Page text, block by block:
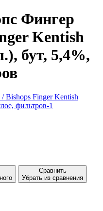
Фингер
Kentish
бут, 5,4%,
Сравнить
Убрать из сравнения